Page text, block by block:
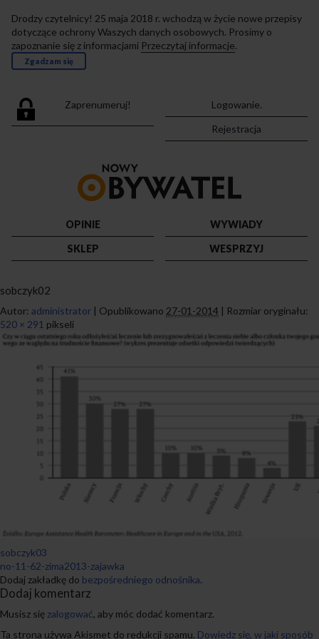
Drodzy czytelnicy! 25 maja 2018 r. wchodzą w życie nowe przepisy
dotyczące ochrony Waszych danych osobowych. Prosimy o
zapoznanie się z informacjami Przeczytaj informacje.
Zgadzam się
Zaprenumeruj!
Logowanie.
Rejestracja
strony
OPINIE
WYWIADY
SKLEP
WESPRZYJ
sobczyk02
Autor: administrator | Opublikowano 27-01-2014 | Rozmiar oryginału:
520 × 291 pikseli
sobczyk03
no-11-62-zima2013-zajawka
Dodaj zakładkę do bezpośredniego odnośnika.
Dodaj komentarz
Musisz się zalogować, aby móc dodać komentarz.
Ta strona używa Akismet do redukcji spamu. Dowiedz się, w jaki sposób